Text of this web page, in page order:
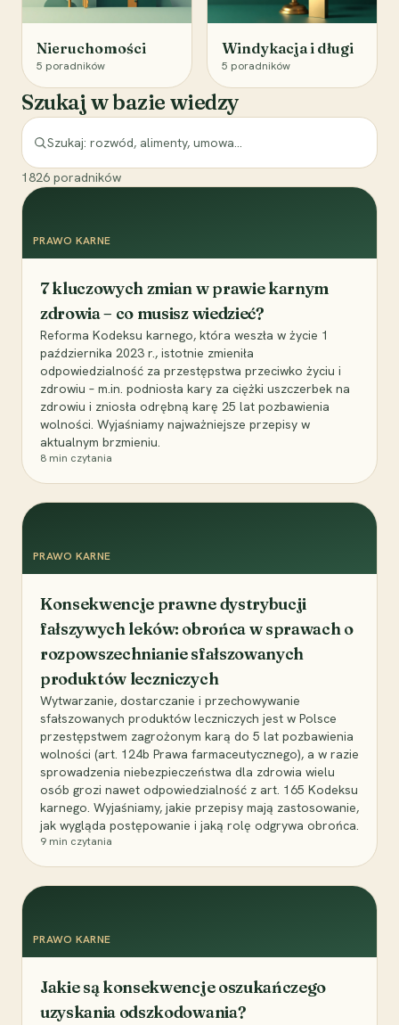
Nieruchomości
5 poradników
Windykacja i długi
5 poradników
Szukaj w bazie wiedzy
1826 poradników
PRAWO KARNE
7 kluczowych zmian w prawie karnym
zdrowia – co musisz wiedzieć?
Reforma Kodeksu karnego, która weszła w życie 1
października 2023 r., istotnie zmieniła
odpowiedzialność za przestępstwa przeciwko życiu i
zdrowiu – m.in. podniosła kary za ciężki uszczerbek na
zdrowiu i zniosła odrębną karę 25 lat pozbawienia
wolności. Wyjaśniamy najważniejsze przepisy w
aktualnym brzmieniu.
8 min czytania
PRAWO KARNE
Konsekwencje prawne dystrybucji
fałszywych leków: obrońca w sprawach o
rozpowszechnianie sfałszowanych
produktów leczniczych
Wytwarzanie, dostarczanie i przechowywanie
sfałszowanych produktów leczniczych jest w Polsce
przestępstwem zagrożonym karą do 5 lat pozbawienia
wolności (art. 124b Prawa farmaceutycznego), a w razie
sprowadzenia niebezpieczeństwa dla zdrowia wielu
osób grozi nawet odpowiedzialność z art. 165 Kodeksu
karnego. Wyjaśniamy, jakie przepisy mają zastosowanie,
jak wygląda postępowanie i jaką rolę odgrywa obrońca.
9 min czytania
PRAWO KARNE
Jakie są konsekwencje oszukańczego
uzyskania odszkodowania?